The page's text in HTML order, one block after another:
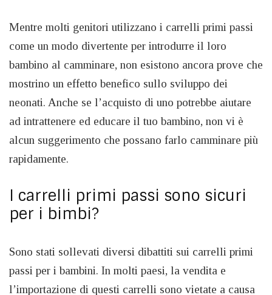
Mentre molti genitori utilizzano i carrelli primi passi
come un modo divertente per introdurre il loro
bambino al camminare, non esistono ancora prove che
mostrino un effetto benefico sullo sviluppo dei
neonati. Anche se l’acquisto di uno potrebbe aiutare
ad intrattenere ed educare il tuo bambino, non vi è
alcun suggerimento che possano farlo camminare più
rapidamente.
I carrelli primi passi sono sicuri
per i bimbi?
Sono stati sollevati diversi dibattiti sui carrelli primi
passi per i bambini. In molti paesi, la vendita e
l’importazione di questi carrelli sono vietate a causa